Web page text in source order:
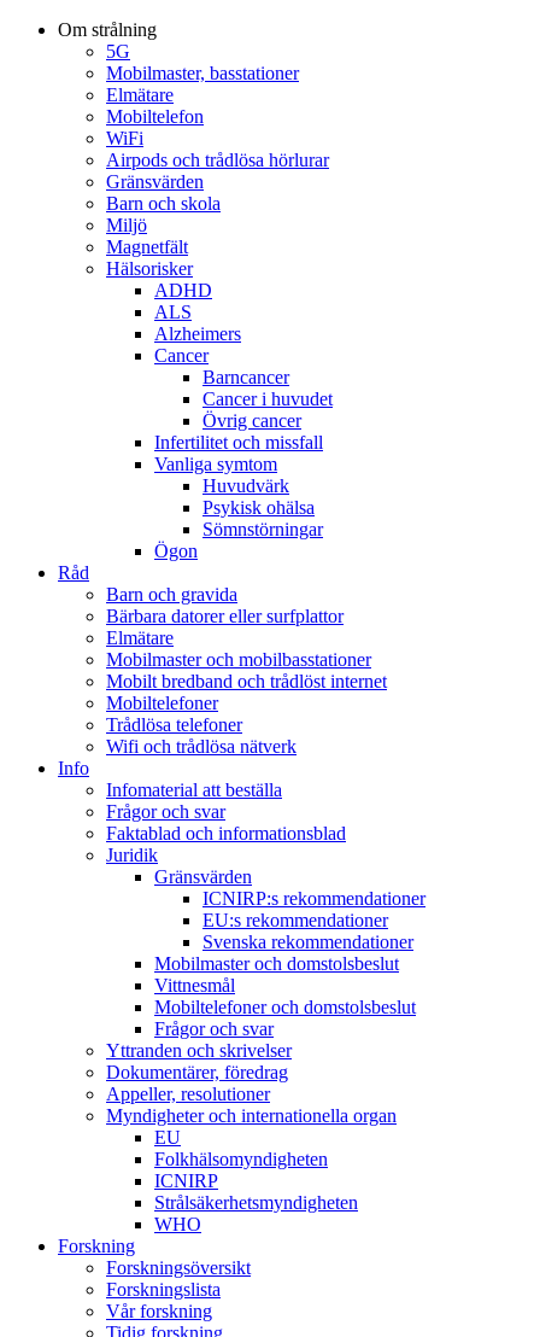
Om strålning
5G
Mobilmaster, basstationer
Elmätare
Mobiltelefon
WiFi
Airpods och trådlösa hörlurar
Gränsvärden
Barn och skola
Miljö
Magnetfält
Hälsorisker
ADHD
ALS
Alzheimers
Cancer
Barncancer
Cancer i huvudet
Övrig cancer
Infertilitet och missfall
Vanliga symtom
Huvudvärk
Psykisk ohälsa
Sömnstörningar
Ögon
Råd
Barn och gravida
Bärbara datorer eller surfplattor
Elmätare
Mobilmaster och mobilbasstationer
Mobilt bredband och trådlöst internet
Mobiltelefoner
Trådlösa telefoner
Wifi och trådlösa nätverk
Info
Infomaterial att beställa
Frågor och svar
Faktablad och informationsblad
Juridik
Gränsvärden
ICNIRP:s rekommendationer
EU:s rekommendationer
Svenska rekommendationer
Mobilmaster och domstolsbeslut
Vittnesmål
Mobiltelefoner och domstolsbeslut
Frågor och svar
Yttranden och skrivelser
Dokumentärer, föredrag
Appeller, resolutioner
Myndigheter och internationella organ
EU
Folkhälsomyndigheten
ICNIRP
Strålsäkerhetsmyndigheten
WHO
Forskning
Forskningsöversikt
Forskningslista
Vår forskning
Tidig forskning